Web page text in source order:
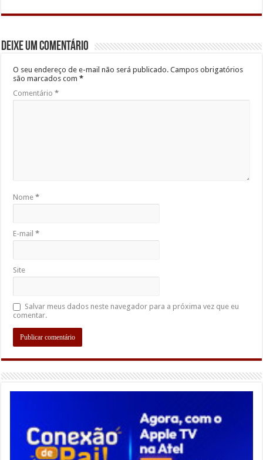
Deixe um comentário
O seu endereço de e-mail não será publicado. Campos obrigatórios
são marcados com*
Comentário*
Nome*
E-mail*
Site
Salvar meus dados neste navegador para a próxima vez que eu
comentar.